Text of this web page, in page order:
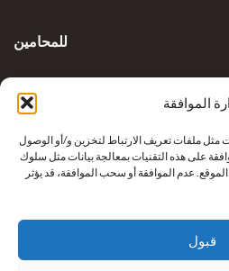
الموافقة
مثل ملفات تعريف الارتباط لتخزين و/أو الوصول
على هذه التقنيات بمعالجة بيانات مثل سلوك
عدم الموافقة أو سحب الموافقة، قد يؤثر
قبول
للمحامين